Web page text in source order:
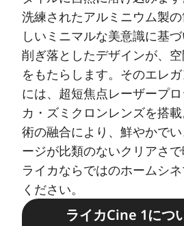
洗練されたアルミニウム製
しいミニマルな美意識に基
削ぎ落としたデザインが、
をもたらします。そのエレ
には、超短焦点レーザープ
カ・ズミクロンレンズを搭
術の融合により、鮮やかで
ージが比類のないクリアさで
ライカならではのホームシ
ください。
ライカCine 1につ